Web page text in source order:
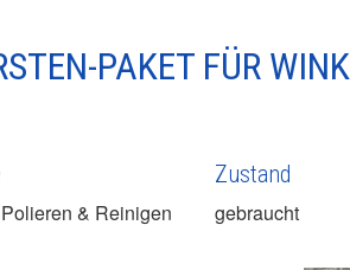
PAKET FÜR
& Reinigen
Zustand
gebraucht